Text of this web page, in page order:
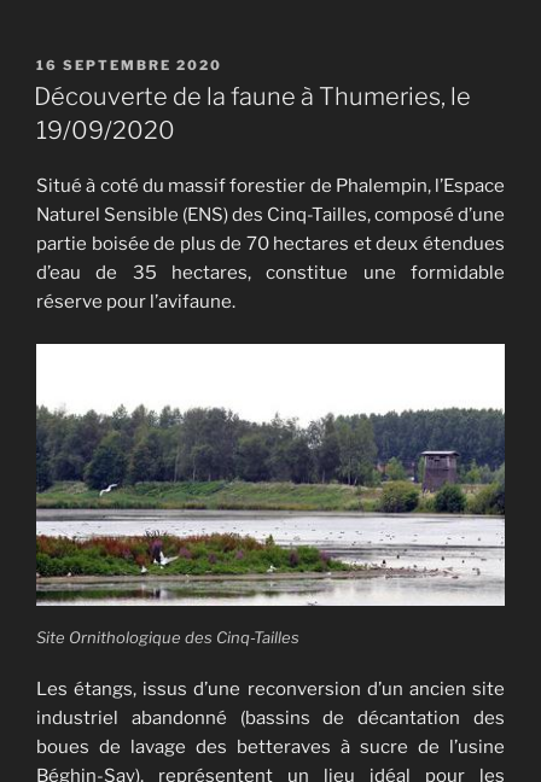
PUBLIÉ
LE
16 SEPTEMBRE 2020
Découverte de la faune à Thumeries, le
19/09/2020
Situé à coté du massif forestier de Phalempin, l’Espace
Naturel Sensible (ENS) des Cinq-Tailles, composé d’une
partie boisée de plus de 70 hectares et deux étendues
d’eau de 35 hectares, constitue une formidable
réserve pour l’avifaune.
Site Ornithologique des Cinq-Tailles
Les étangs, issus d’une reconversion d’un ancien site
industriel abandonné (bassins de décantation des
boues de lavage des betteraves à sucre de l’usine
Béghin-Say), représentent un lieu idéal pour les